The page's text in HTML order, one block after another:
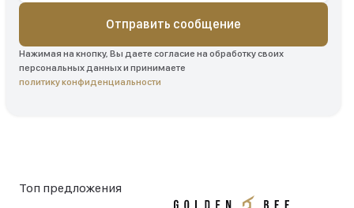
Отправить сообщение
Нажимая на кнопку, Вы даете согласие на обработку своих
персональных данных и принимаете
политику конфиденциальности
Топ предложения